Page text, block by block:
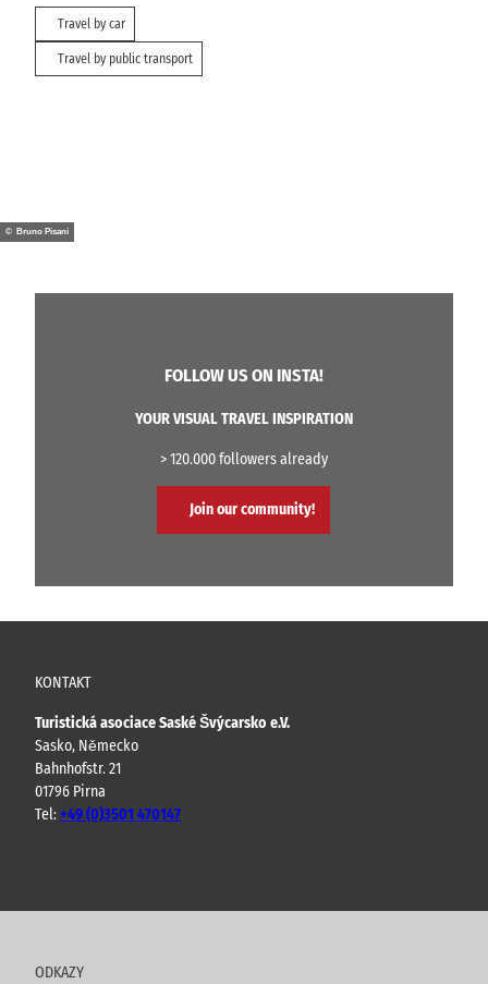
Travel by car
Travel by public transport
© Bruno Pisani
FOLLOW US ON INSTA!
YOUR VISUAL TRAVEL INSPIRATION
> 120.000 followers already
Join our community!
KONTAKT
Turistická asociace Saské Švýcarsko e.V.
Sasko, Německo
Bahnhofstr. 21
01796 Pirna
Tel:+49 (0)3501 470147
u
c
s
o
ODKAZY